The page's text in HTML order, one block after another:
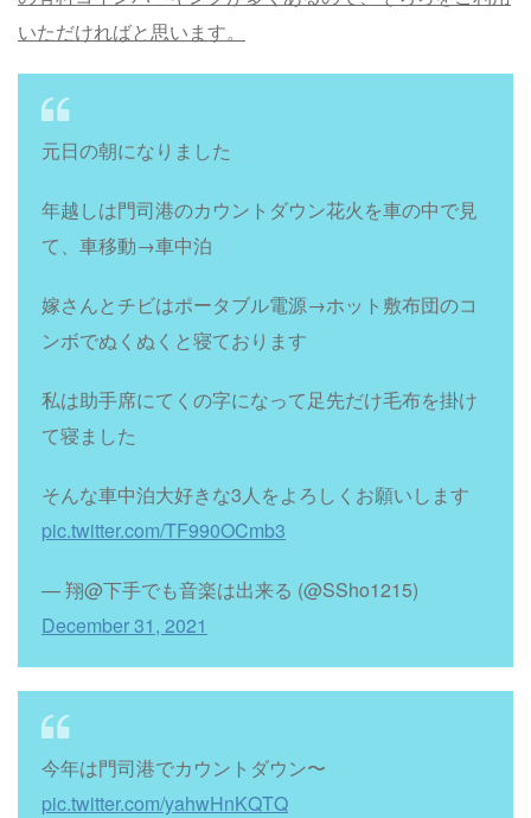
いただければと思います。
元日の朝になりました
年越しは門司港のカウントダウン花火を車の中で見
て、車移動→車中泊
嫁さんとチビはポータブル電源→ホット敷布団のコ
ンボでぬくぬくと寝ております
私は助手席にてくの字になって足先だけ毛布を掛け
て寝ました
そんな車中泊大好きな3人をよろしくお願いします
pic.twitter.com/TF990OCmb3
— 翔@下手でも音楽は出来る (@SSho1215)
December 31, 2021
今年は門司港でカウントダウン〜
pic.twitter.com/yahwHnKQTQ